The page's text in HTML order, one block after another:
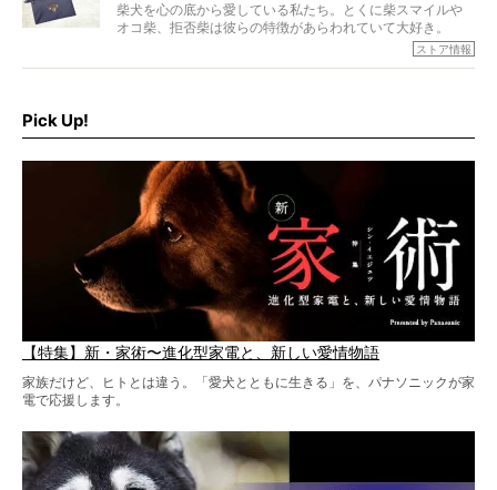
柴犬を心の底から愛している私たち。とくに柴スマイルや
オコ柴、拒否柴は彼らの特徴があらわれていて大好き。
でもちょっと待て…もうひとつ、忘れてはならない愛おしい
シーンがあったぞ。それは、背中を丸めて“ウンチなう”の姿
ストア情報
Pick Up!
【特集】新・家術〜進化型家電と、新しい愛情物語
家族だけど、ヒトとは違う。「愛犬とともに生きる」を、パナソニックが家
電で応援します。